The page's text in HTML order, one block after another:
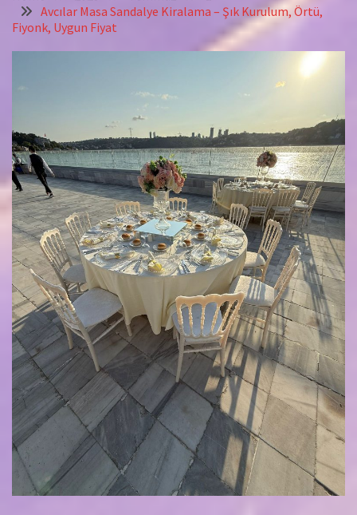
Avcılar Masa Sandalye Kiralama – Şık Kurulum, Örtü,
Fiyonk, Uygun Fiyat